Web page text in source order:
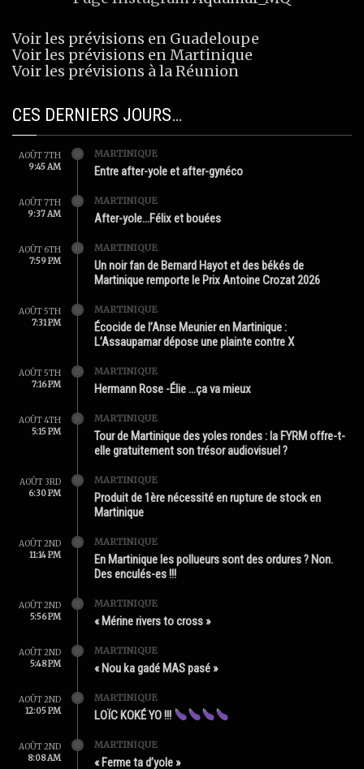
Voir les prévisions en Guadeloupe
Voir les prévisions en Martinique
Voir les prévisions à la Réunion
CES DERNIERS JOURS…
AOÛT 7TH
9:45 AM
MARTINIQUE
Entre after-yole et after-gynéco
AOÛT 7TH
9:37 AM
MARTINIQUE
After-yole…Félix et bouées
AOÛT 6TH
7:59 PM
MARTINIQUE
Un noir fan de Bernard Hayot et des békés de
Martinique remporte le Prix Antoine Crozat 2026
AOÛT 5TH
7:31 PM
MARTINIQUE
Écocide de l’Anse Meunier en Martinique :
L’Assaupamar dépose une plainte contre X
AOÛT 5TH
7:16 PM
MARTINIQUE
Hermann Rose -Élie …ça va mieux
AOÛT 4TH
5:15 PM
MARTINIQUE
Tour de Martinique des yoles rondes : la FYRM offre-t-
elle gratuitement son trésor audiovisuel ?
AOÛT 3RD
6:30 PM
MARTINIQUE
Produit de 1ère nécessité en rupture de stock en
Martinique
AOÛT 2ND
11:14 PM
MARTINIQUE
En Martinique les pollueurs sont des ordures ? Non.
Des enculés-es !!!
AOÛT 2ND
5:56 PM
MARTINIQUE
« Mérine rivers to cross »
AOÛT 2ND
5:48 PM
MARTINIQUE
« Nou ka gadé MAS pasé »
AOÛT 2ND
12:05 PM
MARTINIQUE
LOÏC KOKÉ YO !!!
AOÛT 2ND
8:08 AM
MARTINIQUE
« Ferme ta d’yole »